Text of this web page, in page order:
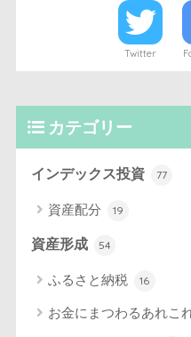
Twitter
カテゴリー
インデックス投資 77
資産配分 19
資産形成 54
ふるさと納税 16
お金にまつわるあれこ